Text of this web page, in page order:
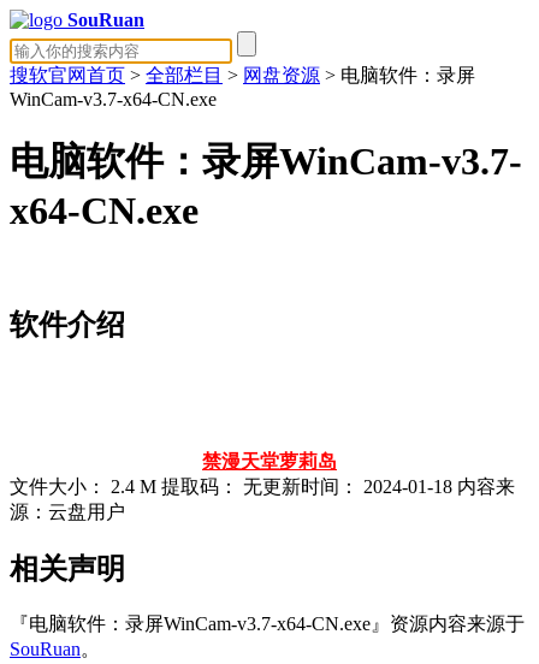
SouRuan
搜软官网首页 > 全部栏目 > 网盘资源 > 电脑软件：录屏
WinCam-v3.7-x64-CN.exe
电脑软件：录屏WinCam-v3.7-
x64-CN.exe
软件介绍
禁漫天堂萝莉岛
文件大小：
2.4 M 提取码： 无更新时间： 2024-01-18 内容来
源：云盘用户
相关声明
『电脑软件：录屏WinCam-v3.7-x64-CN.exe』资源内容来源于
SouRuan。